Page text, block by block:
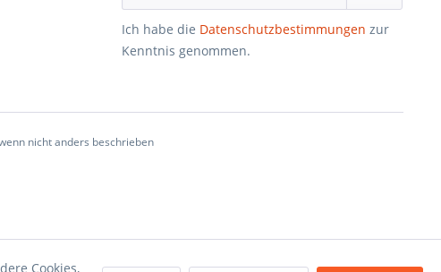
Ich habe die Datenschutzbestimmungen zur
Kenntnis genommen.
nicht anders beschrieben
Cookies,